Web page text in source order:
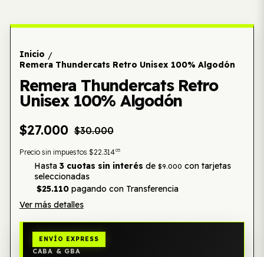
Inicio /
Remera Thundercats Retro Unisex 100% Algodón
Remera Thundercats Retro
Unisex 100% Algodón
$27.000 $30.000
Precio sin impuestos $22.31405
Hasta 3 cuotas sin interés de $9.000 con tarjetas
seleccionadas
$25.110pagando con Transferencia
Ver más detalles
ENVÍO EXPRESS
CABA & GBA